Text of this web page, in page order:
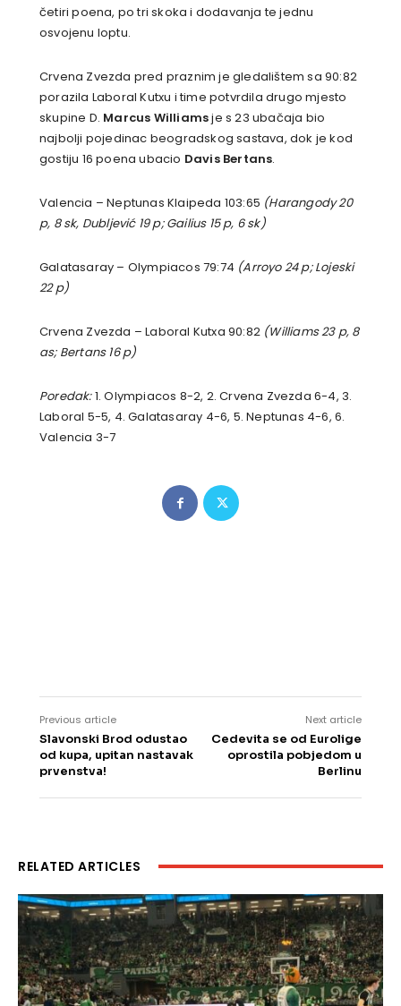
četiri poena, po tri skoka i dodavanja te jednu
osvojenu loptu.
Crvena Zvezda pred praznim je gledalištem sa 90:82
porazila Laboral Kutxu i time potvrdila drugo mjesto
skupine D. Marcus Williamsje s 23 ubačaja bio
najbolji pojedinac beogradskog sastava, dok je kod
gostiju 16 poena ubacio Davis Bertans.
Valencia – Neptunas Klaipeda 103:65 (Harangody 20
p, 8 sk, Dubljević 19 p; Gailius 15 p, 6 sk)
Galatasaray – Olympiacos 79:74 (Arroyo 24 p; Lojeski
22 p)
Crvena Zvezda – Laboral Kutxa 90:82 (Williams 23 p, 8
as; Bertans 16 p)
Poredak:1. Olympiacos 8-2, 2. Crvena Zvezda 6-4, 3.
Laboral 5-5, 4. Galatasaray 4-6, 5. Neptunas 4-6, 6.
Valencia 3-7
Previous article
Slavonski Brod odustao
od kupa, upitan nastavak
prvenstva!
Next article
Cedevita se od Eurolige
oprostila pobjedom u
Berlinu
RELATED ARTICLES